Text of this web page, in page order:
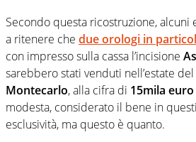
Secondo questa ricostruzione,
a ritenere che due orologi in
con impresso sulla cassa l’incisione
sarebbero stati venduti nell’estate
Montecarlo, alla cifra di 15mila euro
modesta, considerato il bene in
esclusività, ma questo è quanto.